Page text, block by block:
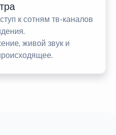
к сотням тв-каналов
живой звук и